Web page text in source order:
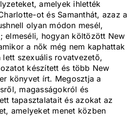
amelyek ihlették
ot és Samanthát, azaz a
olyan módon mesél,
elmeséli, hogyan költözött New
a nők még nem kaphattak
szexuális rovatvezető,
készített és több New
könyvet írt. Megosztja a
magasságokról és
tapasztalatait és azokat az
amelyeket menet közben